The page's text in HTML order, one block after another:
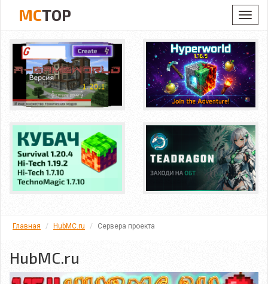
MCTOP
Главная HubMC.ru Сервера проекта
HubMC.ru